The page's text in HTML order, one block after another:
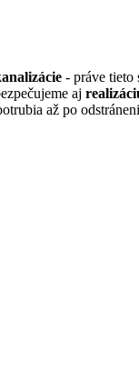
- práve tieto
aj
až po